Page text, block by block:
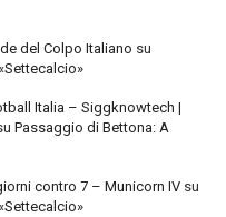
del Colpo Italiano su
Italia – Siggknowtech |
Passaggio di Bettona: A
contro 7 – Municorn IV su